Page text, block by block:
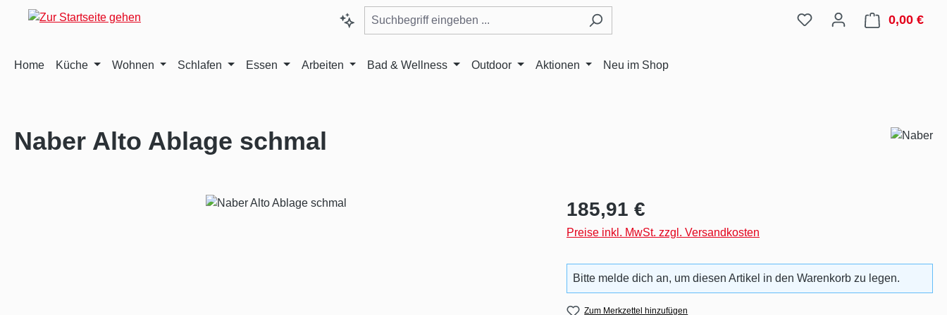
Hauptinhalt springen
Zur Suche springen
Zur Hauptnavigation springen 0,00 €
Home Küche Wohnen Schlafen Essen Arbeiten Bad & Wellness Outdoor Aktionen Neu im Shop
Naber Alto Ablage schmal
Regulärer Preis:
185,91 €
Preise inkl. MwSt. zzgl. Versandkosten
Bitte melde dich an, um diesen Artikel in den Warenkorb zu legen.
Zum Merkzettel hinzufügen